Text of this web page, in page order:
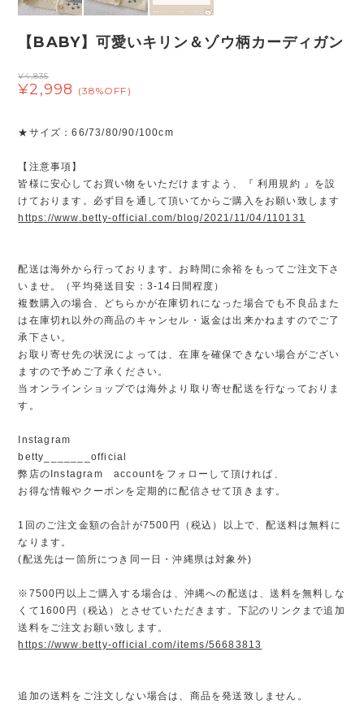
【BABY】可愛いキリン＆ゾウ柄カーディガン
¥4,835
¥2,998 (38%OFF)
★サイズ：66/73/80/90/100cm
【注意事項】
皆様に安心してお買い物をいただけますよう、『 利用規約 』を設
けております。必ず目を通して頂いてからご購入をお願い致します
https://www.betty-official.com/blog/2021/11/04/110131
配送は海外から行っております。お時間に余裕をもってご注文下さ
いませ。（平均発送目安：3-14日間程度）
複数購入の場合、どちらかが在庫切れになった場合でも不良品また
は在庫切れ以外の商品のキャンセル・返金は出来かねますのでご了
承下さい。
お取り寄せ先の状況によっては、在庫を確保できない場合がござい
ますので予めご了承ください。
当オンラインショップでは海外より取り寄せ配送を行なっておりま
す。
Instagram
betty_______official
弊店のInstagram accountをフォローして頂ければ、
お得な情報やクーポンを定期的に配信させて頂きます。
1回のご注文金額の合計が7500円（税込）以上で、配送料は無料に
なります。
(配送先は一箇所につき同一日・沖縄県は対象外)
※7500円以上ご購入する場合は、沖縄への配送は、送料を無料しな
くて1600円（税込）とさせていただきます。下記のリンクまで追加
送料をご注文お願い致します。
https://www.betty-official.com/items/56683813
追加の送料をご注文しない場合は、商品を発送致しません。